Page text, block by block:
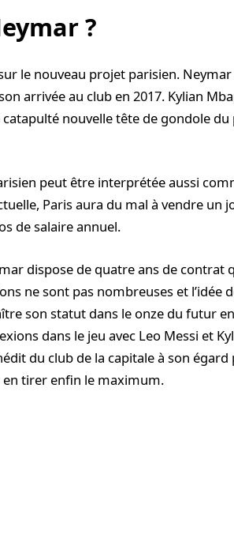
?
le nouveau projet parisien.
arrivée au club en 2017. Kylian
catapulté nouvelle tête de gondole
peut être interprétée aussi
Paris aura du mal à vendre un
de salaire annuel.
dispose de quatre ans de
ne sont pas nombreuses et l’idée
son statut dans le onze du futur
dans le jeu avec Leo Messi et
du club de la capitale à son
tirer enfin le maximum.